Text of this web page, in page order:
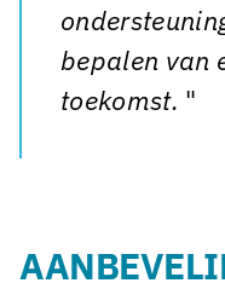
bepalen van
toekomst.